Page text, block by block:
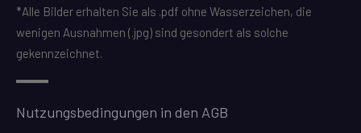
*Alle Bilder erhalten Sie als .pdf ohne Wasserzeichen, die
wenigen Ausnahmen (.jpg) sind gesondert als solche
gekennzeichnet.
Nutzungsbedingungen in den AGB